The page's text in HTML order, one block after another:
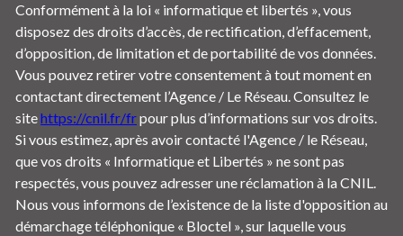
Conformément à la loi « informatique et libertés », vous
disposez des droits d’accès, de rectification, d’effacement,
d’opposition, de limitation et de portabilité de vos données.
Vous pouvez retirer votre consentement à tout moment en
contactant directement l’Agence / Le Réseau. Consultez le
sitehttps://cnil.fr/frpour plus d’informations sur vos droits.
Si vous estimez, après avoir contacté l'Agence / le Réseau,
que vos droits « Informatique et Libertés » ne sont pas
respectés, vous pouvez adresser une réclamation à la CNIL.
Nous vous informons de l’existence de la liste d'opposition au
démarchage téléphonique « Bloctel », sur laquelle vous